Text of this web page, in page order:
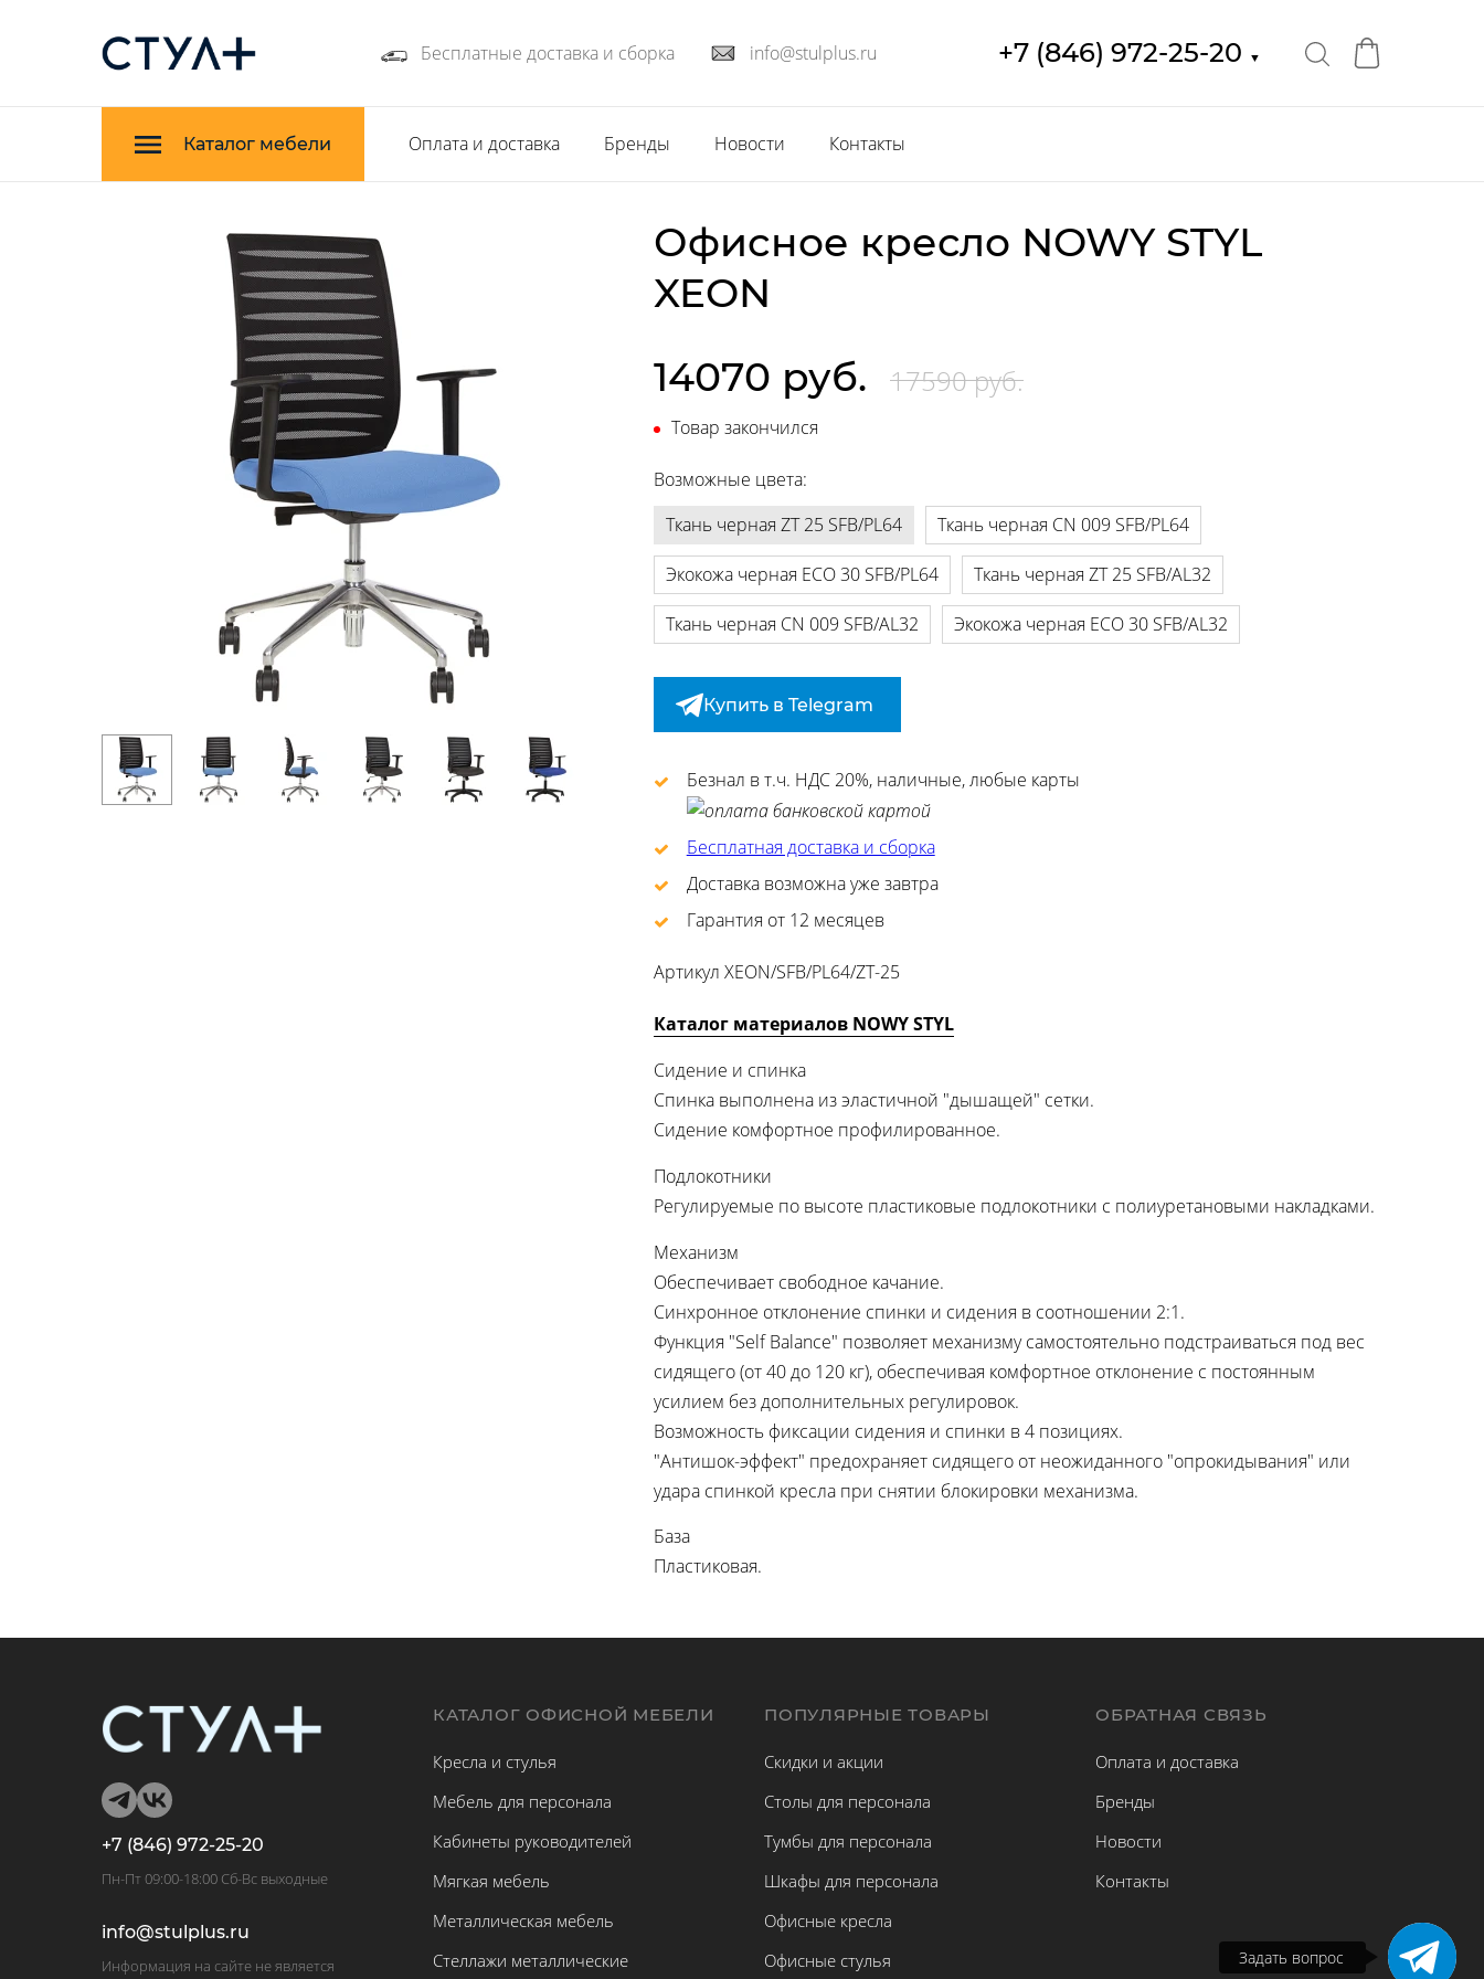
Бесплатные доставка и сборка info@stulplus.ru +7 (846) 972-25-20 ▼
Каталог мебели Оплата и доставка Бренды Новости Контакты
Задать вопрос
Офисное кресло NOWY STYL
XEON
14070 руб.
17590 руб.
Товар закончился
Возможные цвета:
Ткань черная ZT 25 SFB/PL64
Ткань черная CN 009 SFB/PL64
Экокожа черная ECO 30 SFB/PL64 Ткань черная ZT 25 SFB/AL32
Ткань черная CN 009 SFB/AL32 Экокожа черная ECO 30 SFB/AL32
Купить в Telegram
Безнал в т.ч. НДС 20%, наличные, любые карты
Бесплатная доставка и сборка
Доставка возможна уже завтра
Гарантия от 12 месяцев
Артикул XEON/SFB/PL64/ZT-25
Каталог материалов NOWY STYL
Сидение и спинка
Спинка выполнена из эластичной "дышащей" сетки.
Сидение комфортное профилированное.
Подлокотники
Регулируемые по высоте пластиковые подлокотники с полиуретановыми накладками.
Механизм
Обеспечивает свободное качание.
Синхронное отклонение спинки и сидения в соотношении 2:1.
Функция "Self Balance" позволяет механизму самостоятельно подстраиваться под вес
сидящего (от 40 до 120 кг), обеспечивая комфортное отклонение с постоянным
усилием без дополнительных регулировок.
Возможность фиксации сидения и спинки в 4 позициях.
"Антишок-эффект" предохраняет сидящего от неожиданного "опрокидывания" или
удара спинкой кресла при снятии блокировки механизма.
База
Пластиковая.
+7 (846) 972-25-20
Пн-Пт 09:00-18:00 Сб-Вс выходные
info@stulplus.ru
Информация на сайте не является
КАТАЛОГ ОФИСНОЙ МЕБЕЛИ
Кресла и стулья
Мебель для персонала
Кабинеты руководителей
Мягкая мебель
Металлическая мебель
Стеллажи металлические
ПОПУЛЯРНЫЕ ТОВАРЫ
Скидки и акции
Столы для персонала
Тумбы для персонала
Шкафы для персонала
Офисные кресла
Офисные стулья
ОБРАТНАЯ СВЯЗЬ
Оплата и доставка
Бренды
Новости
Контакты